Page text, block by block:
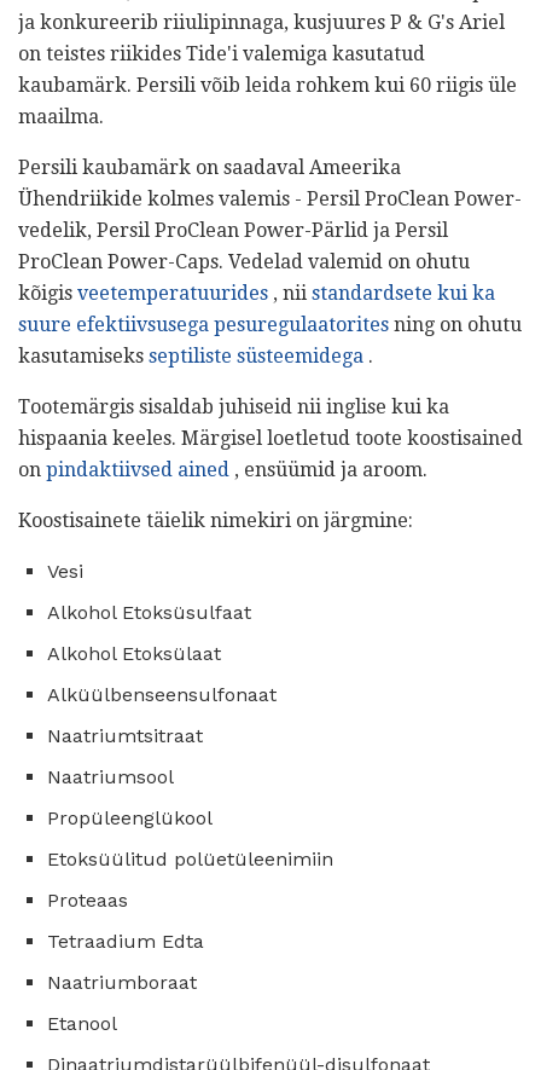
ja konkureerib riiulipinnaga, kusjuures P & G's Ariel
on teistes riikides Tide'i valemiga kasutatud
kaubamärk. Persili võib leida rohkem kui 60 riigis üle
maailma.
Persili kaubamärk on saadaval Ameerika
Ühendriikide kolmes valemis - Persil ProClean Power-
vedelik, Persil ProClean Power-Pärlid ja Persil
ProClean Power-Caps. Vedelad valemid on ohutu
kõigis veetemperatuurides , nii standardsete kui ka
suure efektiivsusega pesuregulaatorites ning on ohutu
kasutamiseks septiliste süsteemidega .
Tootemärgis sisaldab juhiseid nii inglise kui ka
hispaania keeles. Märgisel loetletud toote koostisained
on pindaktiivsed ained , ensüümid ja aroom.
Koostisainete täielik nimekiri on järgmine:
Vesi
Alkohol Etoksüsulfaat
Alkohol Etoksülaat
Alküülbenseensulfonaat
Naatriumtsitraat
Naatriumsool
Propüleenglükool
Etoksüülitud polüetüleenimiin
Proteaas
Tetraadium Edta
Naatriumboraat
Etanool
Dinaatriumdistarüülbifenüül-disulfonaat